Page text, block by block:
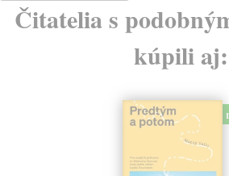
Čitatelia s
kúpili aj: